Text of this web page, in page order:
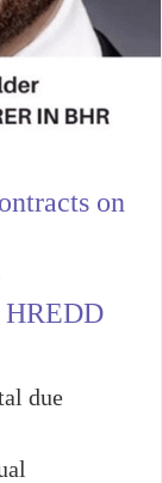
on
HREDD
due